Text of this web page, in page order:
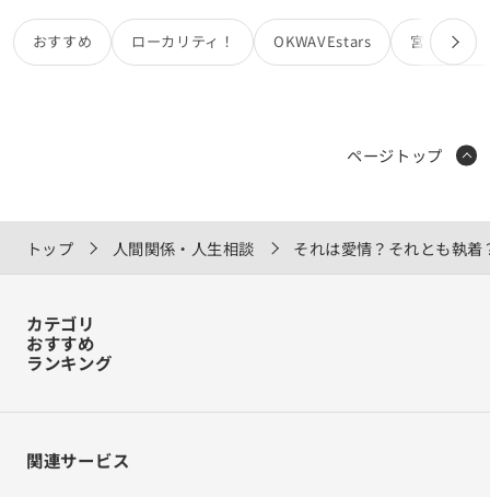
けなら謝って終わるものなのに、そこからまた態度が変わり
ました。 昨日は電話でわからないことを聞いたら、〇〇です
ねと敬語で返されるし 他の要件で聞いた時は、わからん。と
す、お疲れ様です、は全体に向けて言うけど彼は返してくれ
なかったし 数人で話してる時、いつもなら絶対私に絡んでく
人には、いつも通りの態度でわたしにだけです。 ちょっと郵
便番号書き間違えただけで、そんなことになる？と思うほど
りました。 いつもなら仕事の指示もたくさんしてくるけどそ
れも全くないし 相手が上司だからこそ、わたしの居心地はす
ごく悪かったです。 また休み明けには元に戻ってるかはわか
するべきなのかなとも思ってます。 それもあるけど、このよ
うな上司の態度ってどう思われますか？ わたしは腹立たしい
おすすめ ローカリティ！ OKWAVEstars 宮田カオリ
トップ 人間関係・人生相談 それは愛情？それとも執
ページトップ
カテゴリ
おすすめ
ランキング
関連サービス